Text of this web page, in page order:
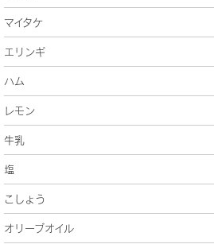
マイタケ
エリンギ
ハム
レモン
牛乳
塩
こしょう
オリーブオイル